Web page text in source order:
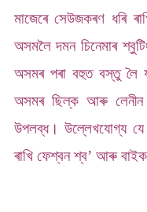
মাজেৰেসেউজকৰণ ধৰি
অসমলৈ দমন চিনেমাৰ
অসমৰ পৰা বহুত বস্তু লৈ
অসমৰ ছিল্ক আৰু লেনীন
উপলব্ধ। উল্লেখযোগ্য যে
ৰাখি ফেশ্বন শ্ব’ আৰু বাইক